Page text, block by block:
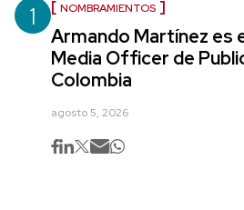
1 NOMBRAMIENTOS
Armando Martínez es
Media Officer de
Colombia
agosto 5, 2026